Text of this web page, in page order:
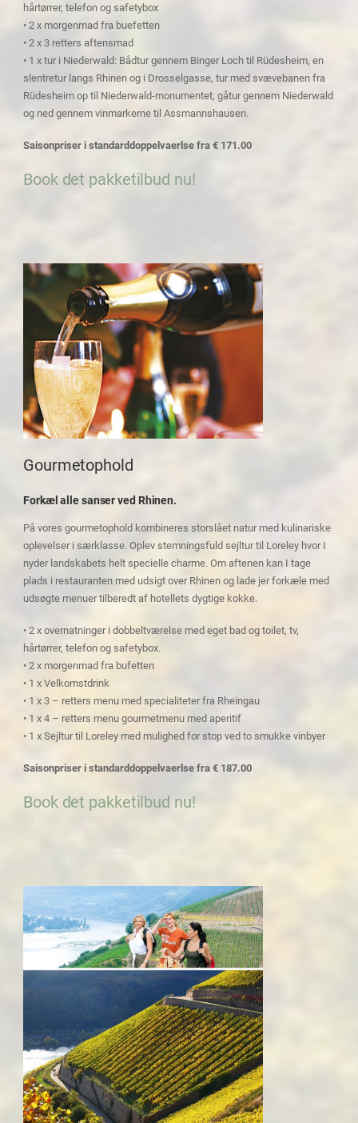
hårtørrer, telefon og safetybox
• 2 x morgenmad fra buefetten
• 2 x 3 retters aftensmad
• 1 x tur i Niederwald: Bådtur gennem Binger Loch til Rüdesheim, en
slentretur langs Rhinen og i Drosselgasse, tur med svævebanen fra
Rüdesheim op til Niederwald-monumentet, gåtur gennem Niederwald
og ned gennem vinmarkerne til Assmannshausen.
Saisonpriser i standarddoppelvaerlse fra € 171.00
Book det pakketilbud nu!
Gourmetophold
Forkæl alle sanser ved Rhinen.
På vores gourmetophold kombineres storslået natur med kulinariske
oplevelser i særklasse. Oplev stemningsfuld sejltur til Loreley hvor I
nyder landskabets helt specielle charme. Om aftenen kan I tage
plads i restauranten med udsigt over Rhinen og lade jer forkæle med
udsøgte menuer tilberedt af hotellets dygtige kokke.
• 2 x overnatninger i dobbeltværelse med eget bad og toilet, tv,
hårtørrer, telefon og safetybox.
• 2 x morgenmad fra bufetten
• 1 x Velkomstdrink
• 1 x 3 – retters menu med specialiteter fra Rheingau
• 1 x 4 – retters menu gourmetmenu med aperitif
• 1 x Sejltur til Loreley med mulighed for stop ved to smukke vinbyer
Saisonpriser i standarddoppelvaerlse fra € 187.00
Book det pakketilbud nu!